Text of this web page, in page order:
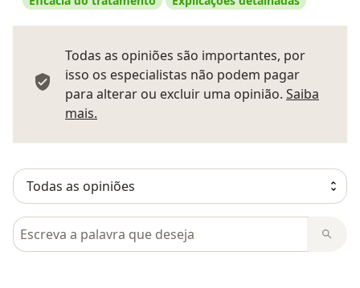
Todas as opiniões são importantes, por
isso os especialistas não podem pagar
para alterar ou excluir uma opinião. Saiba
mais.
Pesquisar em opiniões